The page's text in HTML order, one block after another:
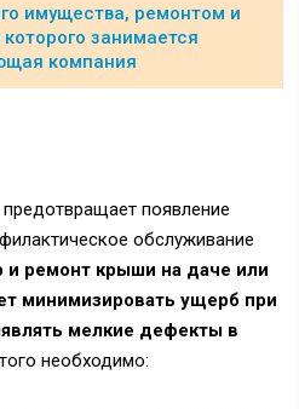
имущества, ремонтом и
занимается
компания
появление
обслуживание
и ремонт крыши на даче или
минимизировать ущерб при
мелкие дефекты в
необходимо: